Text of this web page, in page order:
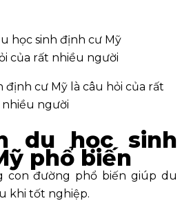
định cư Mỹ là câu hỏi của rất
nhiều người
du học sinh
phổ biến
con đường phổ biến giúp du
khi tốt nghiệp.